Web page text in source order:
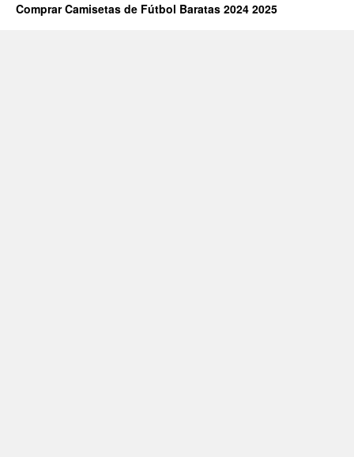
Comprar Camisetas de Fútbol Baratas 2024 2025